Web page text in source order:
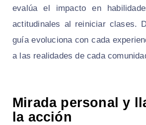
evalúa el impacto en
actitudinales al reiniciar clases.
guía evoluciona con cada
a las realidades de cada
Mirada personal y
la acción